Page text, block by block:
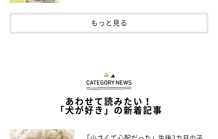
おもちゃで遊ぶチャイくん
もっと見る
あわせて読みたい！
「犬が好き」の新着記事